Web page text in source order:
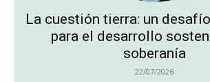
La cuestión tierra: un
para el desarrollo
soberanía
22/07/2026